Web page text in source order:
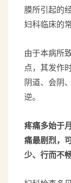
膜所引起的
妇科临床的
由于本病所
点，其发作
阴道、会阴
逆。
疼痛多始于
痛最剧烈，
少、行而不